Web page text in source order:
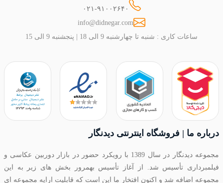
۰۲۱-۹۱۰۰۲۶۴۰
info@didnegar.com
ساعات کاری : شنبه تا چهارشنبه 9 الی 18 | پنجشنبه 9 الی 15
درباره ما | فروشگاه اینترنتی دیدنگار
مجموعه دیدنگار در سال 1389 با رویکرد حضور در بازار دوربین عکاسی و
فیلمبرداری تأسیس شد. از آغاز تأسیس بهمرور بخش های زیر به این
مجموعه اضافه شد و اکنون افتخار ما این است که قابلیت ارایه مجموعه ای